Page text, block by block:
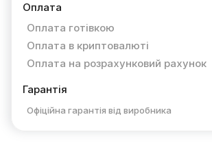
Оплата
Оплата готівкою
Оплата в криптовалюті
Оплата на розрахунковий рахунок
Гарантія
Офіційна гарантія від виробника